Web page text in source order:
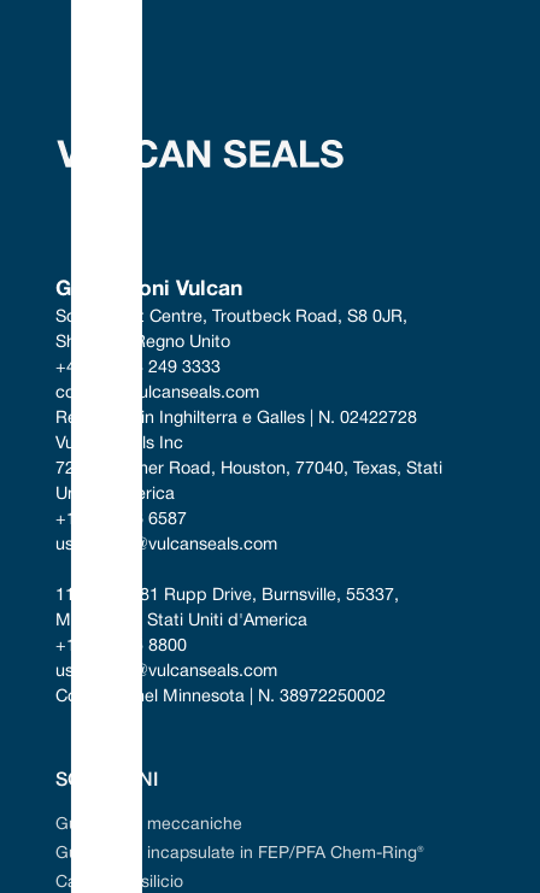
Guarnizioni Vulcan
South West Centre, Troutbeck Road, S8 0JR,
Sheffield, Regno Unito
+44 (0) 114 249 3333
contact@vulcanseals.com
Registrato in Inghilterra e Galles | N. 02422728
Vulcan Seals Inc
7221 Gessner Road, Houston, 77040, Texas, Stati
Uniti d'America
+1 346 856 6587
uscontact@vulcanseals.com
11401-11481 Rupp Drive, Burnsville, 55337,
Minnesota, Stati Uniti d'America
+1 952 955 8800
uscontact@vulcanseals.com
Costituita nel Minnesota | N. 38972250002
SOLUZIONI
Guarnizioni meccaniche
Guarnizioni incapsulate in FEP/PFA Chem-Ring®
Carburo di silicio